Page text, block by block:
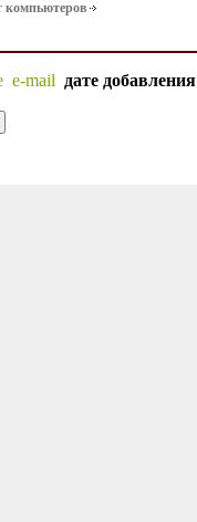
компьютеров
e-mail дате добавления